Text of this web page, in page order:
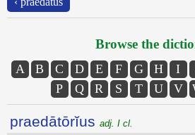
Browse the
A B C D E F G H I
P
Q R S T U V
praedātōrĭus adj. I cl.